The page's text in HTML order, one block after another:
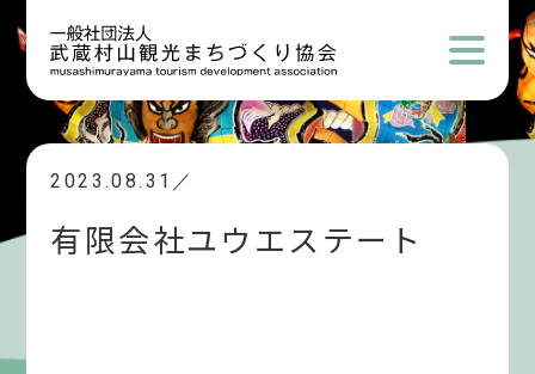
2023.08.31／
有限会社ユウエステート